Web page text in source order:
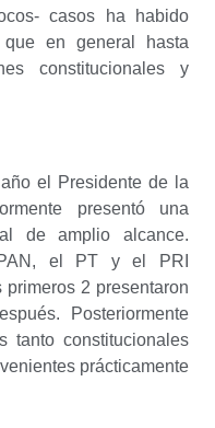
casos ha habido
en general hasta
constitucionales y
el Presidente de la
presentó una
de amplio alcance.
el PT y el PRI
2 presentaron
Posteriormente
tanto constitucionales
prácticamente